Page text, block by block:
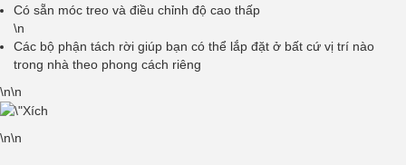
Có sẵn móc treo và điều chỉnh độ cao thấp
\n
Các bộ phận tách rời giúp bạn có thể lắp đặt ở bất cứ vị trí nào
trong nhà theo phong cách riêng
\n\n
\n\n